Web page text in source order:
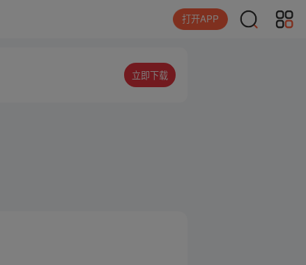
打开APP
立即下载